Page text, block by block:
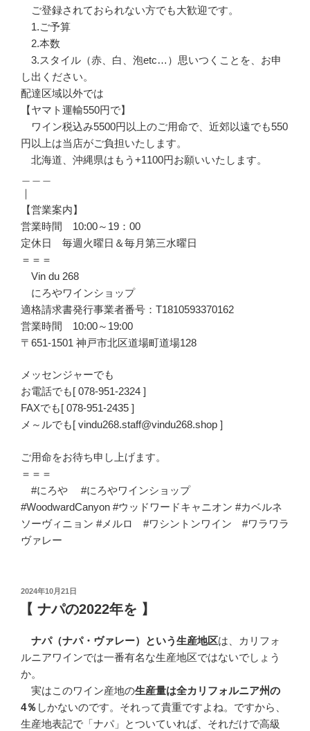
ご登録されておられない方でも大歓迎です。
1.ご予算
2.本数
3.スタイル（赤、白、泡etc…）思いつくことを、お申
し出ください。
配達区域以外では
【ヤマト運輸550円で】
ワイン税込み5500円以上のご用命で、近郊以遠でも550
円以上は当店がご負担いたします。
北海道、沖縄県はもう+1100円お願いいたします。
｜
【営業案内】
営業時間 10:00～19：00
定休日 毎週火曜日＆毎月第三水曜日
＝＝＝
Vin du 268
にろやワインショップ
適格請求書発行事業者番号：T1810593370162
営業時間 10:00～19:00
〒651-1501 神戸市北区道場町道場128
メッセンジャーでも
お電話でも[ 078-951-2324 ]
FAXでも[ 078-951-2435 ]
メ～ルでも[ vindu268.staff@vindu268.shop ]
ご用命をお待ち申し上げます。
＝＝＝
#にろや #にろやワインショップ
#WoodwardCanyon #ウッドワードキャニオン #カベルネ
ソーヴィニョン #メルロ #ワシントンワイン #ワラワラ
ヴァレー
投
日:
2024年10月21日
【 ナパの2022年を 】
ナパ（ナパ・ヴァレー）という生産地区は、カリフォ
ルニアワインでは一番有名な生産地区ではないでしょう
か。
実はこのワイン産地の生産量は全カリフォルニア州の
4％ しかないのです。それって貴重ですよね。ですから、
生産地表記で「ナパ」とついていれば、それだけで高級